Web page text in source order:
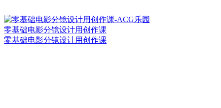
零基础电影分镜设计用创作课
零基础电影分镜设计用创作课